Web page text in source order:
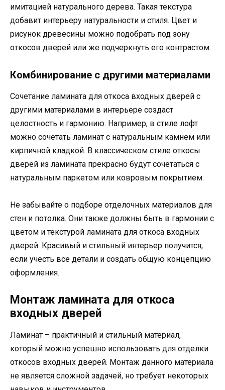
имитацией натурального дерева. Такая текстура
добавит интерьеру натуральности и стиля. Цвет и
рисунок древесины можно подобрать под зону
откосов дверей или же подчеркнуть его контрастом.
Комбинирование с другими материалами
Сочетание ламината для откоса входных дверей с
другими материалами в интерьере создаст
целостность и гармонию. Например, в стиле лофт
можно сочетать ламинат с натуральным камнем или
кирпичной кладкой. В классическом стиле откосы
дверей из ламината прекрасно будут сочетаться с
натуральным паркетом или ковровым покрытием.
Не забывайте о подборе отделочных материалов для
стен и потолка. Они также должны быть в гармонии с
цветом и текстурой ламината для откоса входных
дверей. Красивый и стильный интерьер получится,
если учесть все детали и создать общую концепцию
оформления.
Монтаж ламината для откоса
входных дверей
Ламинат – практичный и стильный материал,
который можно успешно использовать для отделки
откосов входных дверей. Монтаж данного материала
не является сложной задачей, но требует некоторых